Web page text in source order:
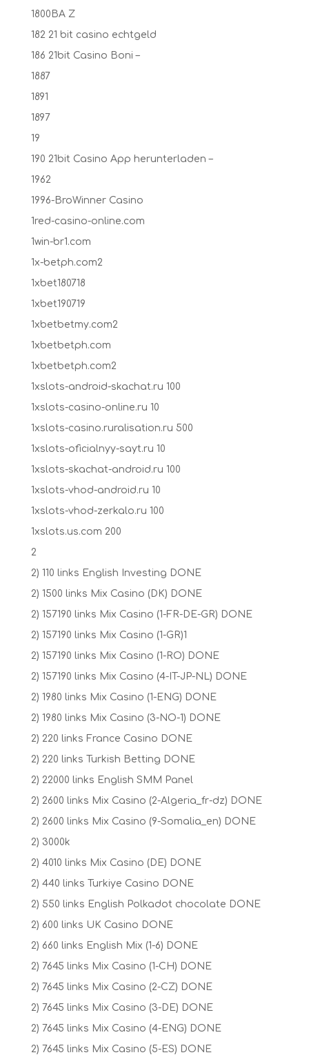
1800BA Z
182 21 bit casino echtgeld
186 21bit Casino Boni –
1887
1891
1897
19
190 21bit Casino App herunterladen –
1962
1996-BroWinner Casino
1red-casino-online.com
1win-br1.com
1x-betph.com2
1xbet180718
1xbet190719
1xbetbetmy.com2
1xbetbetph.com
1xbetbetph.com2
1xslots-android-skachat.ru 100
1xslots-casino-online.ru 10
1xslots-casino.ruralisation.ru 500
1xslots-oficialnyy-sayt.ru 10
1xslots-skachat-android.ru 100
1xslots-vhod-android.ru 10
1xslots-vhod-zerkalo.ru 100
1xslots.us.com 200
2
2) 110 links English Investing DONE
2) 1500 links Mix Casino (DK) DONE
2) 157190 links Mix Casino (1-FR-DE-GR) DONE
2) 157190 links Mix Casino (1-GR)1
2) 157190 links Mix Casino (1-RO) DONE
2) 157190 links Mix Casino (4-IT-JP-NL) DONE
2) 1980 links Mix Casino (1-ENG) DONE
2) 1980 links Mix Casino (3-NO-1) DONE
2) 220 links France Casino DONE
2) 220 links Turkish Betting DONE
2) 22000 links English SMM Panel
2) 2600 links Mix Casino (2-Algeria_fr-dz) DONE
2) 2600 links Mix Casino (9-Somalia_en) DONE
2) 3000k
2) 4010 links Mix Casino (DE) DONE
2) 440 links Turkiye Casino DONE
2) 550 links English Polkadot chocolate DONE
2) 600 links UK Casino DONE
2) 660 links English Mix (1-6) DONE
2) 7645 links Mix Casino (1-CH) DONE
2) 7645 links Mix Casino (2-CZ) DONE
2) 7645 links Mix Casino (3-DE) DONE
2) 7645 links Mix Casino (4-ENG) DONE
2) 7645 links Mix Casino (5-ES) DONE